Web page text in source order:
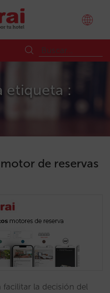
etiqueta :
de reservas
la decisión del